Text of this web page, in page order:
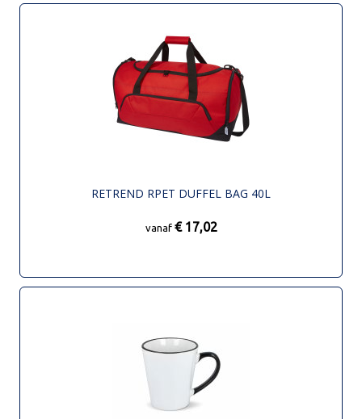
RETREND RPET DUFFEL BAG 40L
vanaf € 17,02